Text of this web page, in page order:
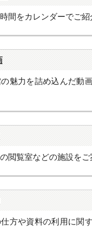
間をカレンダーでご紹
魅力を詰め込んだ動
閲覧室などの施設をご
方や資料の利用に関